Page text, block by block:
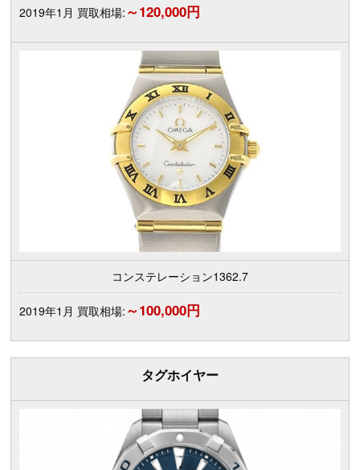
2019年1月 買取相場: ～120,000円
コンステレーション1362.7
2019年1月 買取相場: ～100,000円
タグホイヤー